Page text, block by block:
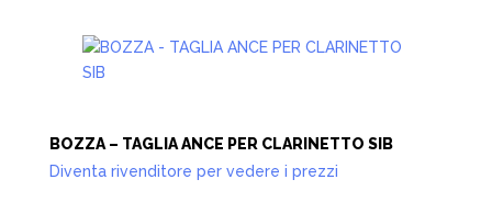
BOZZA – TAGLIA ANCE PER CLARINETTO SIB
Diventa rivenditore per vedere i prezzi